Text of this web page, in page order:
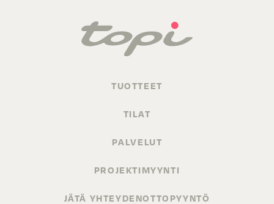
TUOTTEET
TILAT
PALVELUT
PROJEKTIMYYNTI
JÄTÄ YHTEYDENOTTOPYYNTÖ